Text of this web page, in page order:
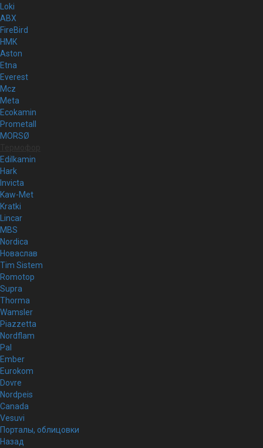
Loki
ABX
FireBird
НМК
Aston
Etna
Everest
Mcz
Meta
Ecokamin
Prometall
MORSØ
Edilkamin
Hark
Invicta
Kaw-Met
Kratki
Lincar
MBS
Nordica
Новаслав
Tim Sistem
Romotop
Supra
Thorma
Wamsler
Piazzetta
Nordflam
Pal
Ember
Eurokom
Dovre
Nordpeis
Canada
Vesuvi
Порталы, облицовки
Назад